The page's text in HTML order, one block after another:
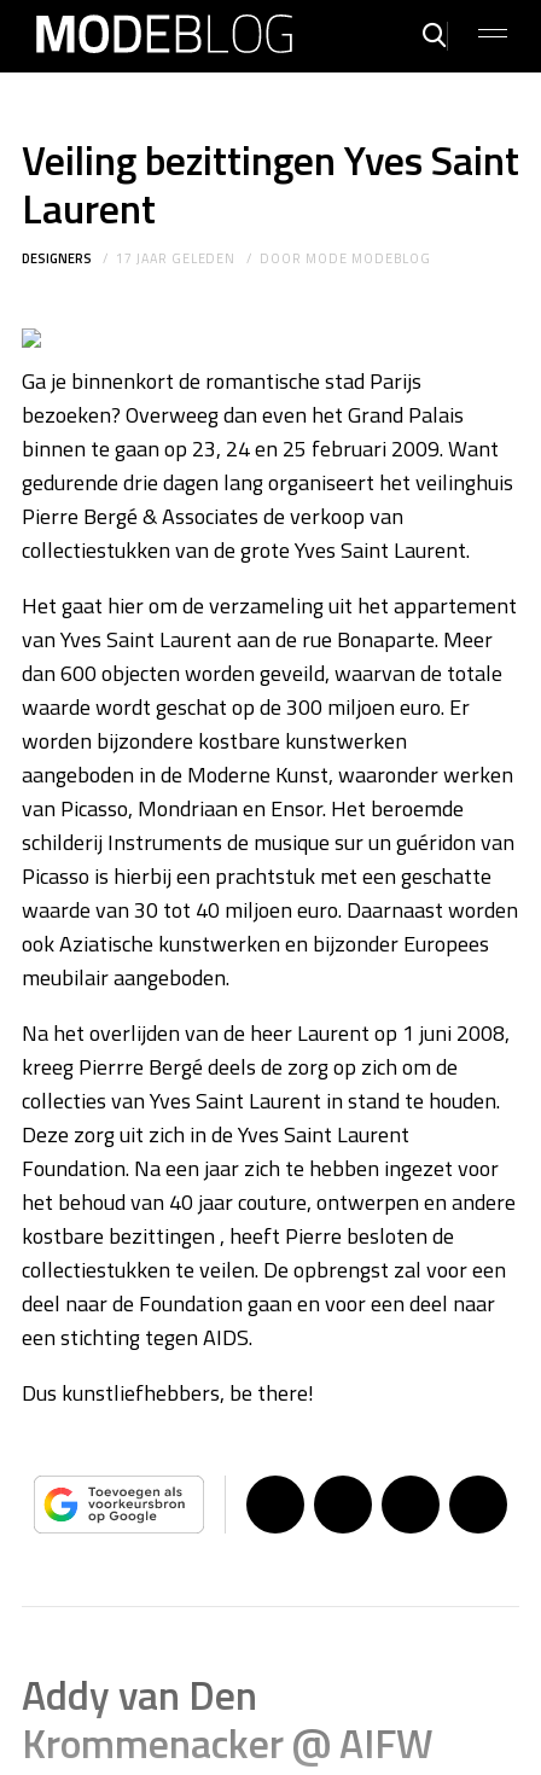
Veiling bezittingen Yves Saint
Laurent
DESIGNERS 17 JAAR GELEDEN DOOR MODE MODEBLOG
Ga je binnenkort de romantische stad Parijs
bezoeken? Overweeg dan even het Grand Palais
binnen te gaan op 23, 24 en 25 februari 2009. Want
gedurende drie dagen lang organiseert het veilinghuis
Pierre Bergé & Associates de verkoop van
collectiestukken van de grote Yves Saint Laurent.
Het gaat hier om de verzameling uit het appartement
van Yves Saint Laurent aan de rue Bonaparte. Meer
dan 600 objecten worden geveild, waarvan de totale
waarde wordt geschat op de 300 miljoen euro. Er
worden bijzondere kostbare kunstwerken
aangeboden in de Moderne Kunst, waaronder werken
van Picasso, Mondriaan en Ensor. Het beroemde
schilderij Instruments de musique sur un guéridon van
Picasso is hierbij een prachtstuk met een geschatte
waarde van 30 tot 40 miljoen euro. Daarnaast worden
ook Aziatische kunstwerken en bijzonder Europees
meubilair aangeboden.
Na het overlijden van de heer Laurent op 1 juni 2008,
kreeg Pierrre Bergé deels de zorg op zich om de
collecties van Yves Saint Laurent in stand te houden.
Deze zorg uit zich in de Yves Saint Laurent
Foundation. Na een jaar zich te hebben ingezet voor
het behoud van 40 jaar couture, ontwerpen en andere
kostbare bezittingen , heeft Pierre besloten de
collectiestukken te veilen. De opbrengst zal voor een
deel naar de Foundation gaan en voor een deel naar
een stichting tegen AIDS.
Dus kunstliefhebbers, be there!
Addy van Den
Krommenacker @ AIFW